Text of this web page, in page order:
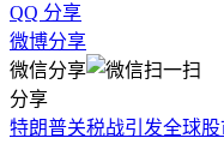
QQ 分享
微博分享
微信分享
分享
特朗普关税战引发全球